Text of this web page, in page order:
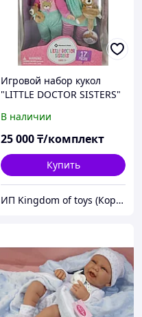
Игровой набор кукол
"LITTLE DOCTOR SISTERS"
доктора)
В наличии
25 000₸/комплект
Купить
ИП Kingdom of toys (Королевство игрушек)